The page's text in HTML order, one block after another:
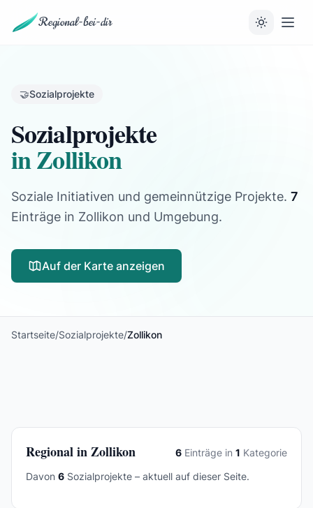
Regional-bei-dir
🤝Sozialprojekte
Sozialprojekte
in Zollikon
Soziale Initiativen und gemeinnützige Projekte. 7
Einträge in Zollikon und Umgebung.
Auf der Karte anzeigen
Startseite/Sozialprojekte/Zollikon
Regional in Zollikon 6 Einträge in 1 Kategorie
Davon 6 Sozialprojekte – aktuell auf dieser Seite.